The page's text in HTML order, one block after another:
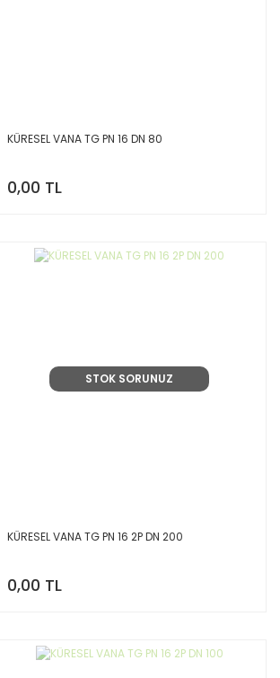
Fiyat :
593,90 TL
KÜRESEL VANA TG PN 16 DN 80
0,00 TL
STOK SORUNUZ
KÜRESEL VANA TG PN 16 2P DN 200
0,00 TL